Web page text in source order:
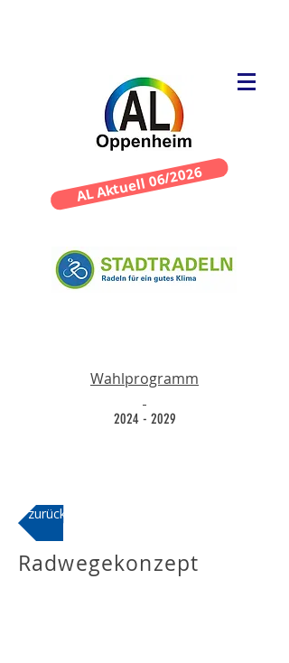
AL Aktuell 06/2026
Wahlprogramm
2024 - 2029
zurück
Radwegekonzept